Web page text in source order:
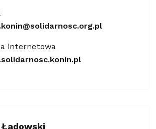
internetowa
Ładowski